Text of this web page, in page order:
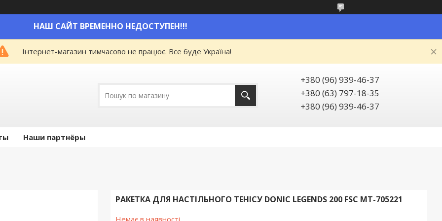
НАШ САЙТ ВРЕМЕННО НЕДОСТУПЕН!!!
Інтернет-магазин тимчасово не працює. Все буде Україна!
+380 (96) 939-46-37
+380 (63) 797-18-35
+380 (96) 939-46-37
Наши партнёры
РАКЕТКА ДЛЯ НАСТІЛЬНОГО ТЕНІСУ DONIC LEGENDS 200 FSC MT-705221